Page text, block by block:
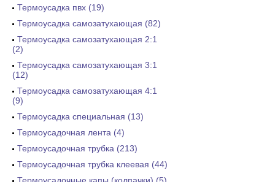
Термоусадка пвх (19)
Термоусадка самозатухающая (82)
Термоусадка самозатухающая 2:1
(2)
Термоусадка самозатухающая 3:1
(12)
Термоусадка самозатухающая 4:1
(9)
Термоусадка специальная (13)
Термоусадочная лента (4)
Термоусадочная трубка (213)
Термоусадочная трубка клеевая (44)